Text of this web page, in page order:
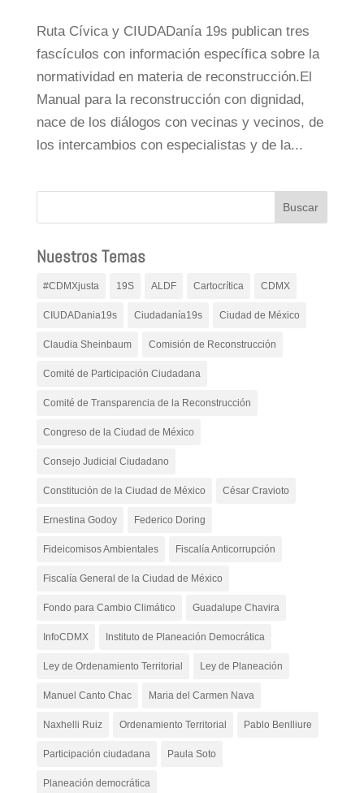
Ruta Cívica y CIUDADanía 19s publican tres
fascículos con información específica sobre la
normatividad en materia de reconstrucción.El
Manual para la reconstrucción con dignidad,
nace de los diálogos con vecinas y vecinos, de
los intercambios con especialistas y de la...
Nuestros Temas
#CDMXjusta 19S ALDF Cartocrítica CDMX
CIUDADania19s Ciudadanía19s Ciudad de México
Claudia Sheinbaum Comisión de Reconstrucción
Comité de Participación Ciudadana
Comité de Transparencia de la Reconstrucción
Congreso de la Ciudad de México
Consejo Judicial Ciudadano
Constitución de la Ciudad de México César Cravioto
Ernestina Godoy Federico Doring
Fideicomisos Ambientales Fiscalía Anticorrupción
Fiscalía General de la Ciudad de México
Fondo para Cambio Climático Guadalupe Chavira
InfoCDMX Instituto de Planeación Democrática
Ley de Ordenamiento Territorial Ley de Planeación
Manuel Canto Chac Maria del Carmen Nava
Naxhelli Ruiz Ordenamiento Territorial Pablo Benlliure
Participación ciudadana Paula Soto
Planeación democrática